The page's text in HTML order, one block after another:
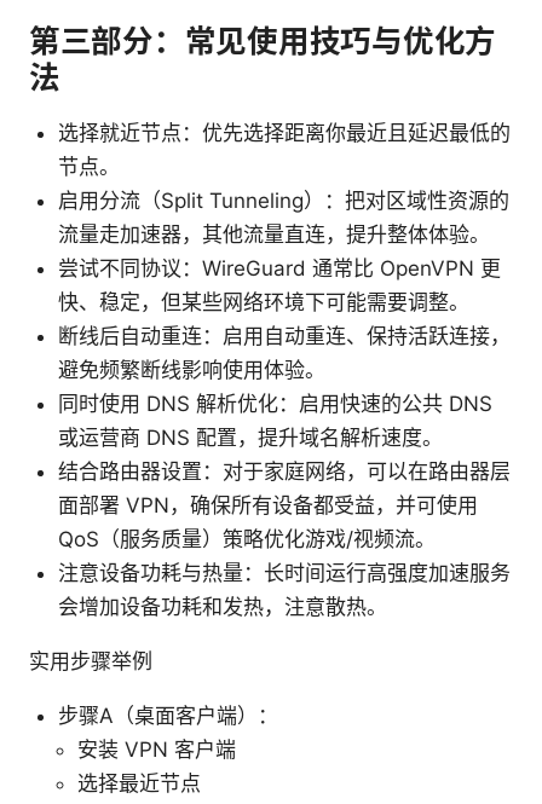
第三部分：常见使用技巧与优化方
法
选择就近节点：优先选择距离你最近且延迟最低的
节点。
启用分流（Split Tunneling）：把对区域性资源的
流量走加速器，其他流量直连，提升整体体验。
尝试不同协议：WireGuard 通常比 OpenVPN 更
快、稳定，但某些网络环境下可能需要调整。
断线后自动重连：启用自动重连、保持活跃连接，
避免频繁断线影响使用体验。
同时使用 DNS 解析优化：启用快速的公共 DNS
或运营商 DNS 配置，提升域名解析速度。
结合路由器设置：对于家庭网络，可以在路由器层
面部署 VPN，确保所有设备都受益，并可使用
QoS（服务质量）策略优化游戏/视频流。
注意设备功耗与热量：长时间运行高强度加速服务
会增加设备功耗和发热，注意散热。
实用步骤举例
步骤A（桌面客户端）：
安装 VPN 客户端
选择最近节点